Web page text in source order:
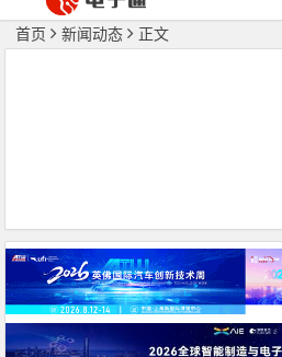
首页 新闻动态 正文